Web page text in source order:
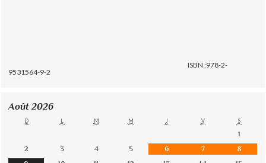
ISBN :978-2-
9531564-9-2
Août 2026
D L M M J V S
1
2
3 4 5 6 7
8